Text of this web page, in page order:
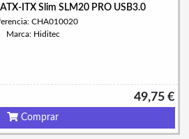
ITX Slim SLM20 PRO USB3.0
CHA010020
Marca: Hiditec
49,75 €
Comprar